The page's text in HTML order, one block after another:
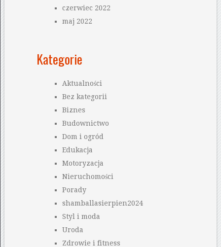
czerwiec 2022
maj 2022
Kategorie
Aktualności
Bez kategorii
Biznes
Budownictwo
Dom i ogród
Edukacja
Motoryzacja
Nieruchomości
Porady
shamballasierpien2024
Styl i moda
Uroda
Zdrowie i fitness